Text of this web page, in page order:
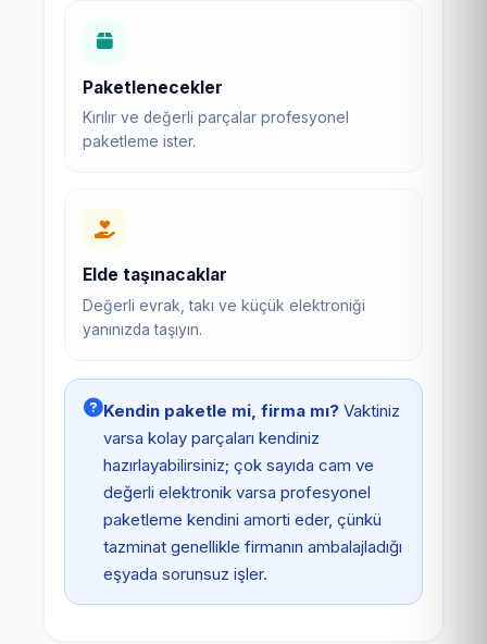
Paketlenecekler
Kırılır ve değerli parçalar profesyonel
paketleme ister.
Elde taşınacaklar
Değerli evrak, takı ve küçük elektroniği
yanınızda taşıyın.
Kendin paketle mi, firma mı? Vaktiniz
varsa kolay parçaları kendiniz
hazırlayabilirsiniz; çok sayıda cam ve
değerli elektronik varsa profesyonel
paketleme kendini amorti eder, çünkü
tazminat genellikle firmanın ambalajladığı
eşyada sorunsuz işler.